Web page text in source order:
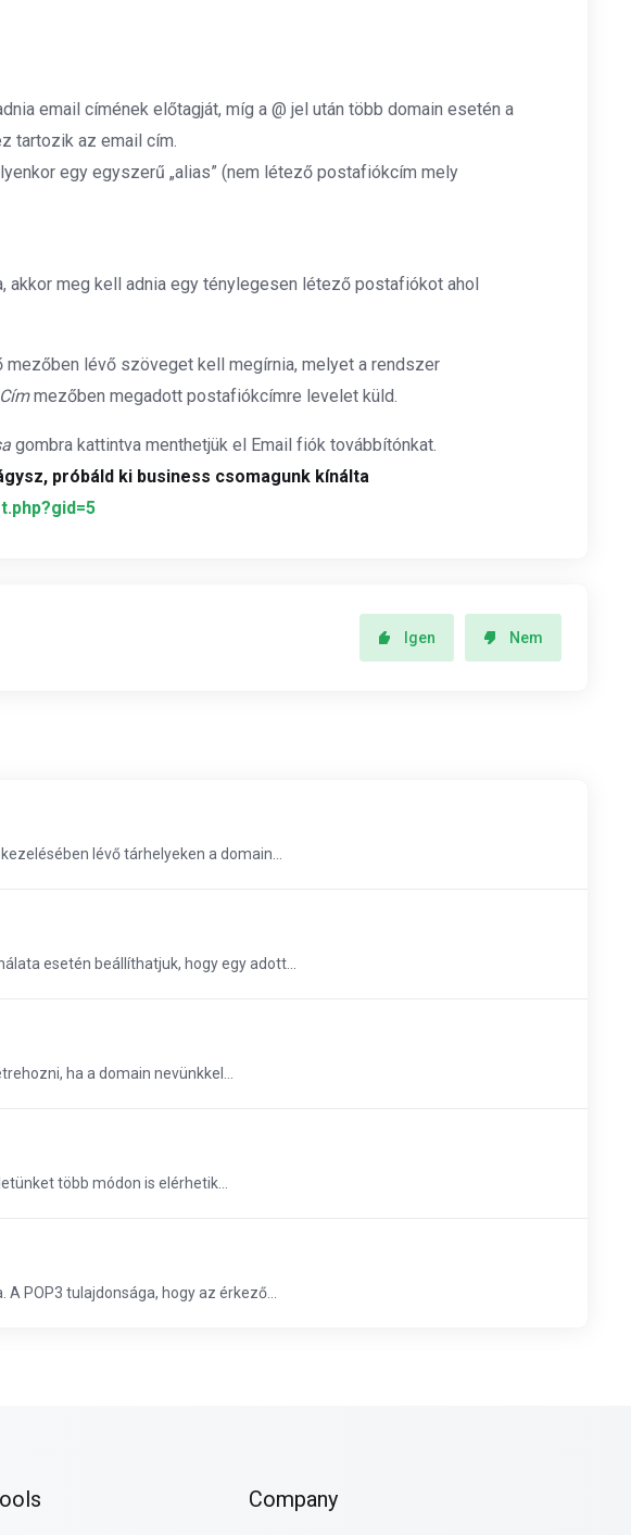
email címének előtagját, míg a @ jel után több domain esetén a
tartozik az email cím.
egy egyszerű „alias” (nem létező postafiókcím mely
akkor meg kell adnia egy ténylegesen létező postafiókot ahol
mezőben lévő szöveget kell megírnia, melyet a rendszer
Címmezőben megadott postafiókcímre levelet küld.
gombra kattintva menthetjük el Email fiók továbbítónkat.
próbáld ki business csomagunk kínálta
Igen Nem
lévő tárhelyeken a domain...
esetén beállíthatjuk, hogy egy adott...
ha a domain nevünkkel...
több módon is elérhetik...
POP3 tulajdonsága, hogy az érkező...
Company